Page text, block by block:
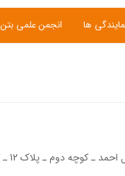
ها انجمن علمی بتن
سازیان جناب آقای مهندس مهرداد اشتری